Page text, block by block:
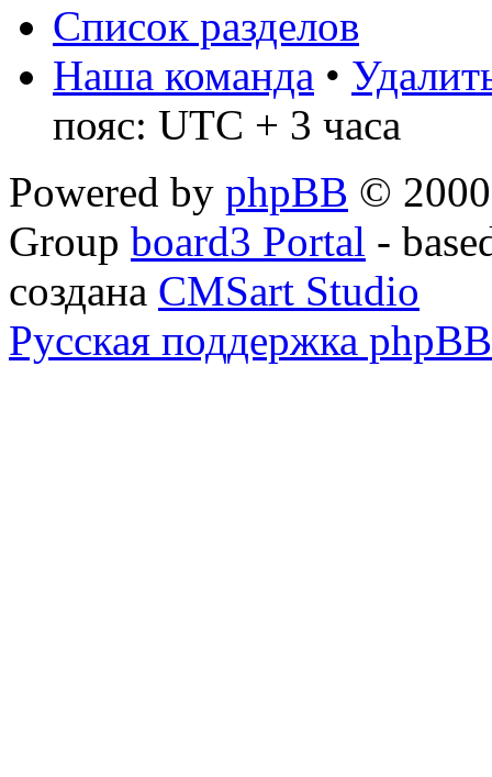
Список разделов
Наша команда •
пояс: UTC + 3 часа
Powered by phpBB ©
Group board3 Portal -
создана CMSart Studio
Русская поддержка phpBB